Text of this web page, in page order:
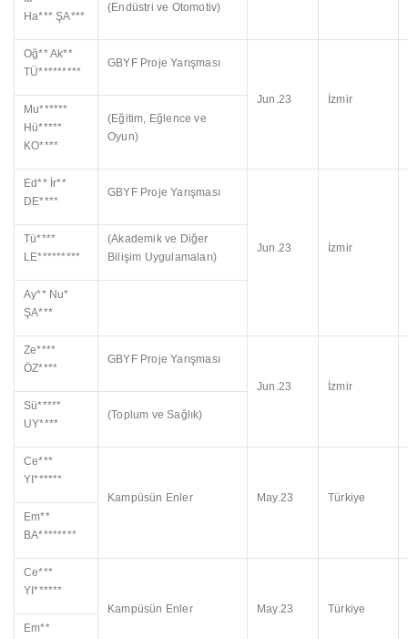
Ha*** ŞA***
(Endüstri ve Otomotiv)
Oğ** Ak**
TÜ*********
GBYF Proje Yarışması
Jun.23 İzmir
Mu******
Hü*****
KO****
(Eğitim, Eğlence ve
Oyun)
Ed** İr**
DE****
GBYF Proje Yarışması
Jun.23 İzmir
Tü****
LE*********
(Akademik ve Diğer
Bilişim Uygulamaları)
Ay** Nu*
ŞA***
Ze****
ÖZ****
GBYF Proje Yarışması
Jun.23
İzmir
Sü*****
UY****
(Toplum ve Sağlık)
Ce***
YI******
Kampüsün Enler
May.23
Türkiye
Em**
BA********
Ce***
YI******
Kampüsün Enler
May.23
Türkiye
Em**